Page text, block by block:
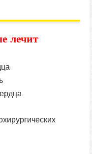
лечит